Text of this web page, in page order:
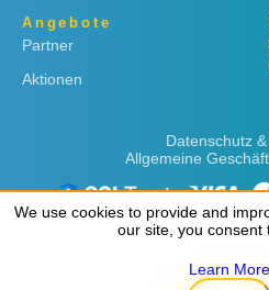
Angebote
Partner
Aktionen
Datenschutz
Allgemeine
We use cookies to provide and
our site, you consent
Learn More
We use cookies to provide and
our site, you consent
Learn More